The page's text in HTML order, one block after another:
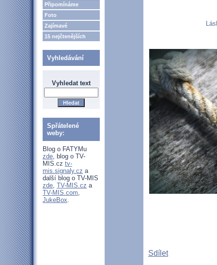
Připomínáme
Foto
Zajímavé
15 nejčtenějších
Vyhledávání
Vyhledat text
Spřátelené
weby:
Blog o FATYMu
zde, blog o TV-
MIS.cz tv-
mis.signaly.cz a
další blog o TV-MIS
zde, TV-MIS.cz a
TV-MIS.com,
JukeBox.
Sdílet